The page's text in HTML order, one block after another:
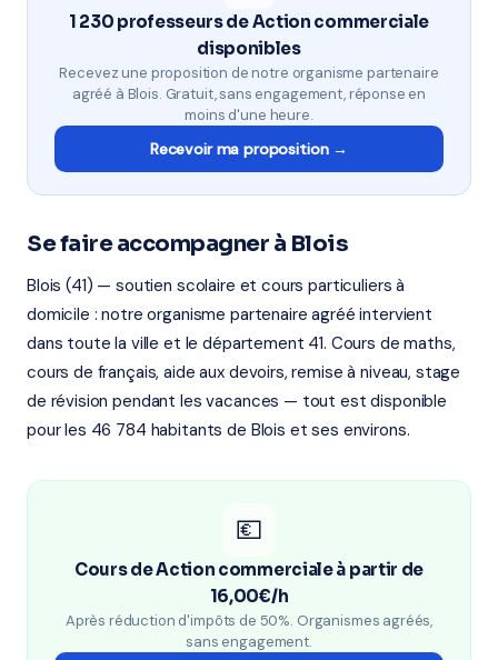
1 230 professeurs de Action commerciale
disponibles
Recevez une proposition de notre organisme partenaire
agréé à Blois. Gratuit, sans engagement, réponse en
moins d'une heure.
Recevoir ma proposition →
Se faire accompagner à Blois
Blois (41) — soutien scolaire et cours particuliers à
domicile : notre organisme partenaire agréé intervient
dans toute la ville et le département 41. Cours de maths,
cours de français, aide aux devoirs, remise à niveau, stage
de révision pendant les vacances — tout est disponible
pour les 46 784 habitants de Blois et ses environs.
💶
Cours de Action commerciale à partir de
16,00€/h
Après réduction d'impôts de 50%. Organismes agréés,
sans engagement.